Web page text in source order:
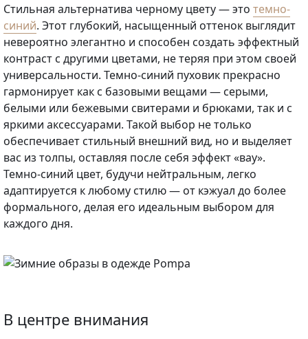
Стильная альтернатива черному цвету — это темно-
синий. Этот глубокий, насыщенный оттенок выглядит
невероятно элегантно и способен создать эффектный
контраст с другими цветами, не теряя при этом своей
универсальности. Темно-синий пуховик прекрасно
гармонирует как с базовыми вещами — серыми,
белыми или бежевыми свитерами и брюками, так и с
яркими аксессуарами. Такой выбор не только
обеспечивает стильный внешний вид, но и выделяет
вас из толпы, оставляя после себя эффект «вау».
Темно-синий цвет, будучи нейтральным, легко
адаптируется к любому стилю — от кэжуал до более
формального, делая его идеальным выбором для
каждого дня.
В центре внимания